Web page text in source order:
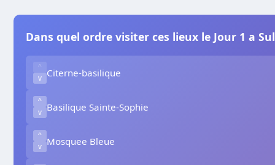
Dans quel ordre visiter ces lieux le Jour 1 a
^
v
Citerne-basilique
^
v
Basilique Sainte-Sophie
^
v
Mosquee Bleue